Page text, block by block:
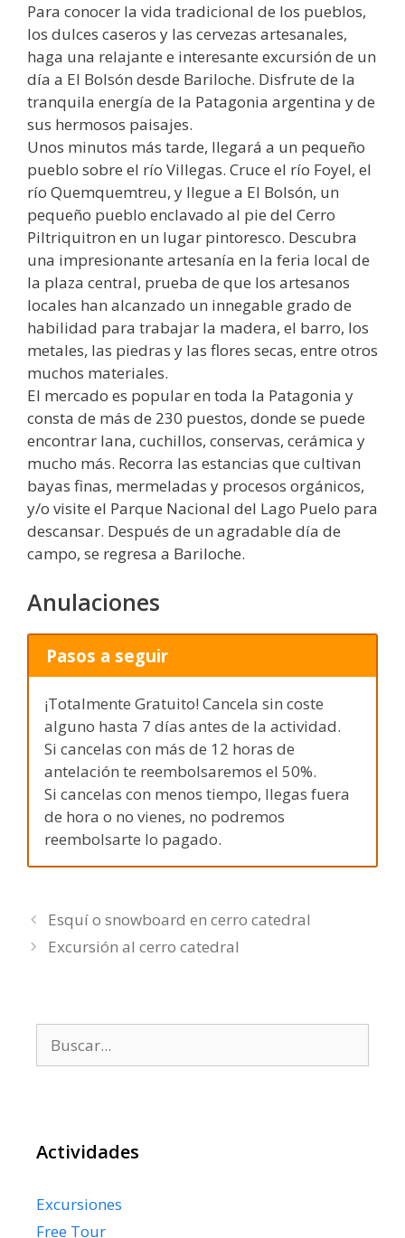
Para conocer la vida tradicional de los pueblos,
los dulces caseros y las cervezas artesanales,
haga una relajante e interesante excursión de un
día a El Bolsón desde Bariloche. Disfrute de la
tranquila energía de la Patagonia argentina y de
sus hermosos paisajes.
Unos minutos más tarde, llegará a un pequeño
pueblo sobre el río Villegas. Cruce el río Foyel, el
río Quemquemtreu, y llegue a El Bolsón, un
pequeño pueblo enclavado al pie del Cerro
Piltriquitron en un lugar pintoresco. Descubra
una impresionante artesanía en la feria local de
la plaza central, prueba de que los artesanos
locales han alcanzado un innegable grado de
habilidad para trabajar la madera, el barro, los
metales, las piedras y las flores secas, entre otros
muchos materiales.
El mercado es popular en toda la Patagonia y
consta de más de 230 puestos, donde se puede
encontrar lana, cuchillos, conservas, cerámica y
mucho más. Recorra las estancias que cultivan
bayas finas, mermeladas y procesos orgánicos,
y/o visite el Parque Nacional del Lago Puelo para
descansar. Después de un agradable día de
campo, se regresa a Bariloche.
Anulaciones
Pasos a seguir
¡Totalmente Gratuito! Cancela sin coste
alguno hasta 7 días antes de la actividad.
Si cancelas con más de 12 horas de
antelación te reembolsaremos el 50%.
Si cancelas con menos tiempo, llegas fuera
de hora o no vienes, no podremos
reembolsarte lo pagado.
Esquí o snowboard en cerro catedral
Excursión al cerro catedral
Actividades
Excursiones
Free Tour